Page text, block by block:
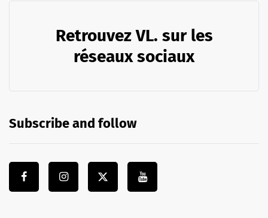
Retrouvez VL. sur les
réseaux sociaux
Subscribe and follow